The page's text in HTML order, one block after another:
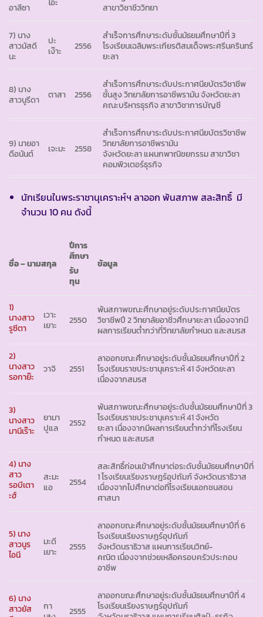
อาลีซา
สาขาวิชาชีววิทยา
7) นาง
สาวมัสดี
นะ
ปะ
เง๊าะ
2556
สำเร็จการศึกษาระดับชั้นมัธยมศึกษาปีที่ 3
โรงเรียนเฉลิมพระเกียรติสมเด็จพระศรีนครินทร์
ยะลา
8) นาง
สาวนูรีดา
ตาสา 2556
สำเร็จการศึกษาระดับประกาศนียบัตรวิชาชีพ
ชั้นสูง วิทยาลัยการอาชีพรามัน จังหวัดยะลา
คณะบริหารธุรกิจ สาขาวิชาการบัญชี
9) นายอา
ดือนันต์
เจะมะ 2558
สำเร็จการศึกษาระดับประกาศนียบัตรวิชาชีพ
วิทยาลัยการอาชีพรามัน
จังหวัดยะลา แผนกพาณิชยกรรม สาขาวิชา
คอมพิวเตอร์ธุรกิจ
นักเรียนในพระราชานุเคราะห์ฯ ลาออก พ้นสภาพ สละสิทธิ์ มี
จำนวน 10 คน ดังนี้
ชื่อ – นามสกุล
ปีการ
ศึกษา
รับ
ทุน
ข้อมูล
1)
นางสาว
รูซีตา
เวาะ
เยาะ
2550
พ้นสภาพขณะศึกษาอยู่ระดับประกาศนียบัตร
วิชาชีพปี 2 วิทยาลัยอาชีวศึกษายะลา เนื่องจากมี
ผลการเรียนต่ำกว่าที่วิทยาลัยกำหนด และสมรส
2)
นางสาว
รอกาย๊ะ
วาจิ 2551
ลาออกขณะศึกษาอยู่ระดับชั้นมัธยมศึกษาปีที่ 2
โรงเรียนราชประชานุเคราะห์ 41 จังหวัดยะลา
เนื่องจากสมรส
3)
นางสาว
มานีเร๊าะ
ยามา
ปูแล
2552
พ้นสภาพขณะศึกษาอยู่ระดับชั้นมัธยมศึกษาปีที่ 3
โรงเรียนราชประชานุเคราะห์ 41 จังหวัด
ยะลา เนื่องจากมีผลการเรียนต่ำกว่าที่โรงเรียน
กำหนด และสมรส
4) นาง
สาว
รอบีเตา
ะฮ์
สะมะ
แอ
2554
สละสิทธิ์ก่อนเข้าศึกษาต่อระดับชั้นมัธยมศึกษาปีที่
1 โรงเรียนเรียงราษฎร์อุปถัมภ์ จังหวัดนราธิวาส
เนื่องจากไปศึกษาต่อที่โรงเรียนเอกชนสอน
ศาสนา
5) นาง
สาวนูร
ไอนี
มะดี
เยาะ
2555
ลาออกขณะศึกษาอยู่ระดับชั้นมัธยมศึกษาปีที่ 6
โรงเรียนเรียงราษฎร์อุปถัมภ์
จังหวัดนราธิวาส แผนการเรียนวิทย์-
คณิต เนื่องจากช่วยเหลือครอบครัวประกอบ
อาชีพ
6) นาง
สาวยัส
กา
2555
ลาออกขณะศึกษาอยู่ระดับชั้นมัธยมศึกษาปีที่ 4
โรงเรียนเรียงราษฎร์อุปถัมภ์